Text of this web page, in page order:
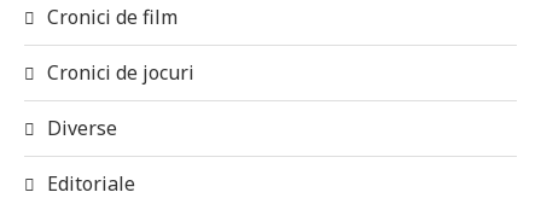
Cronici de film
Cronici de jocuri
Diverse
Editoriale